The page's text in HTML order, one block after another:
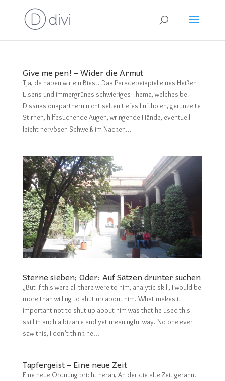
Give me pen! – Wider die Armut
Tja, da haben wir ein Biest. Das Paradebeispiel eines Heißen
Eisens und immergrünes schwieriges Thema, welches bei
Diskussionspartnern nicht selten tiefes Luftholen, gerunzelte
Stirnen, hilfesuchende Augen, wringende Hände, eventuell
leicht nervösen Schweiß im Nacken...
Sterne sieben; Oder: Auf Sätzen drunter suchen
„But if this were all there were to him, analytic skill, I would be
more than willing to shut up about him. What makes it
important not to shut up about him was that he used this
skill in such a bizarre and yet meaningful way. No one ever
saw this, I don’t think he...
Tapfergeist – Eine neue Zeit
Eine neue Ordnung bricht heran, An der die alte Zeit gerann.